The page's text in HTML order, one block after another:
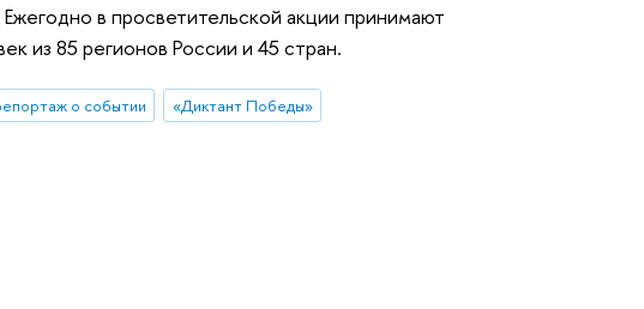
в просветительской акции принимают
из 85 регионов России и 45 стран.
о событии «Диктант Победы»